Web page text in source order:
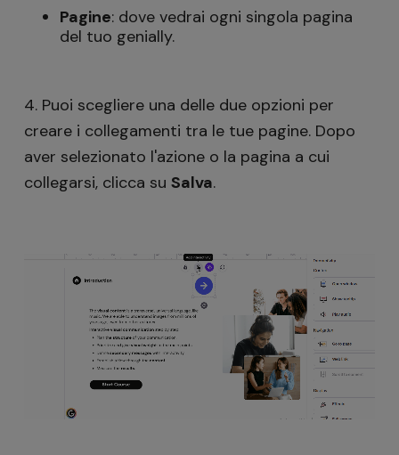
Pagine: dove vedrai ogni singola pagina
del tuo genially.
4. Puoi scegliere una delle due opzioni per
creare i collegamenti tra le tue pagine. Dopo
aver selezionato l'azione o la pagina a cui
collegarsi, clicca su Salva.